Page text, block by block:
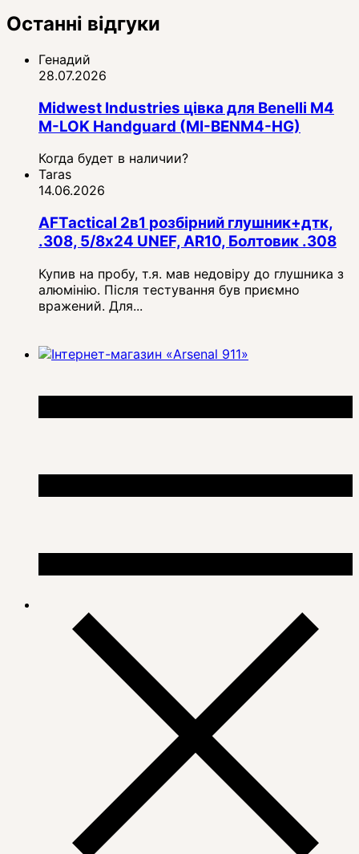
Останні відгуки
Генадий
28.07.2026
Midwest Industries цівка для Benelli M4
M-LOK Handguard (MI-BENM4-HG)
Когда будет в наличии?
Taras
14.06.2026
AFTactical 2в1 розбірний глушник+дтк,
.308, 5/8x24 UNEF, AR10, Болтовик .308
Купив на пробу, т.я. мав недовіру до глушника з
алюмінію. Після тестування був приємно
вражений. Для...